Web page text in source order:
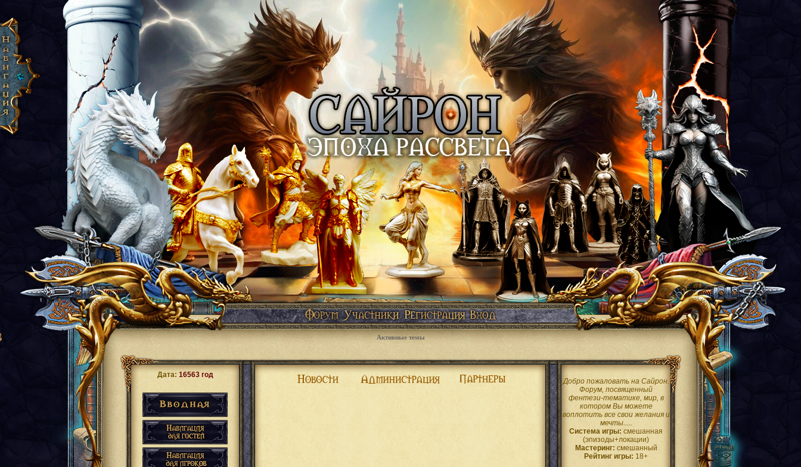
Сайрон: Эпоха Рассвета
Активные темы
Дата: 16563 год
Добро пожаловать на Сайрон.
Форум, посвященный
фентези-тематике, мир, в
котором Вы можете
воплотить все свои желания и
мечты.....
Система игры: смешанная
(эпизоды+локации)
Мастеринг: смешанный
Рейтинг игры: 18+